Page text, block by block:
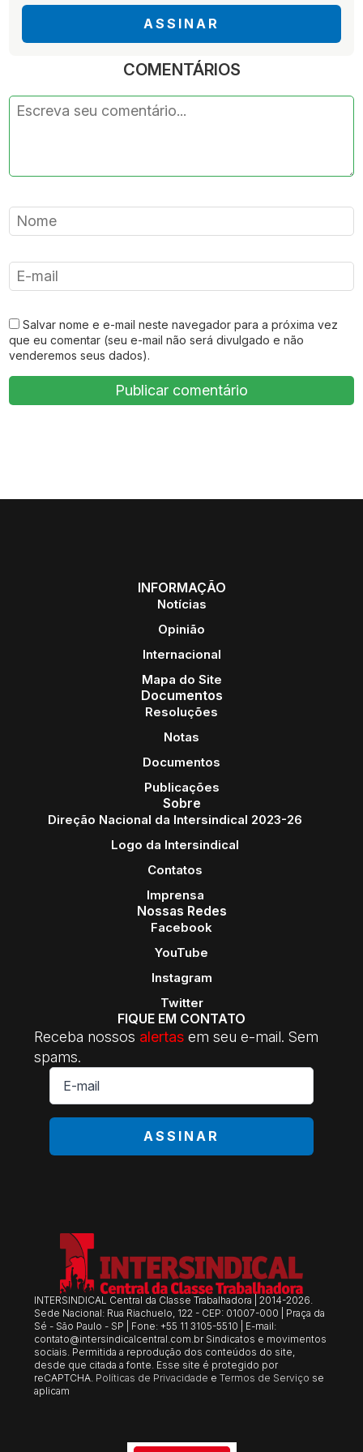
ASSINAR
COMENTÁRIOS
Salvar nome e e-mail neste navegador para a próxima vez
que eu comentar (seu e-mail não será divulgado e não
venderemos seus dados).
INFORMAÇÃO
Notícias
Opinião
Internacional
Mapa do Site
Documentos
Resoluções
Notas
Documentos
Publicações
Sobre
Direção Nacional da Intersindical 2023-26
Logo da Intersindical
Contatos
Imprensa
Nossas Redes
Facebook
YouTube
Instagram
Twitter
FIQUE EM CONTATO
Receba nossos alertas em seu e-mail. Sem
spams.
E-
mail
ASSINAR
INTERSINDICAL Central da Classe Trabalhadora | 2014-2026.
Sede Nacional: Rua Riachuelo, 122 - CEP: 01007-000 | Praça da
Sé - São Paulo - SP | Fone: +55 11 3105-5510 | E-mail:
contato@intersindicalcentral.com.br Sindicatos e movimentos
sociais. Permitida a reprodução dos conteúdos do site,
desde que citada a fonte. Esse site é protegido por
reCAPTCHA. Políticas de Privacidade eTermos de Serviço se
aplicam